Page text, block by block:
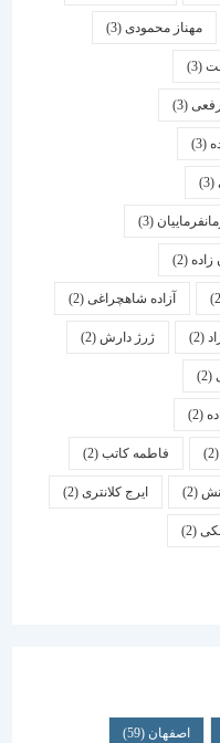
محمودی(3)
(3)
آزاده شاهچراغی(2)
ژرژ دارش (2)
فاطمه کاتب(2)
ایرج کلانتری (2)
(59)